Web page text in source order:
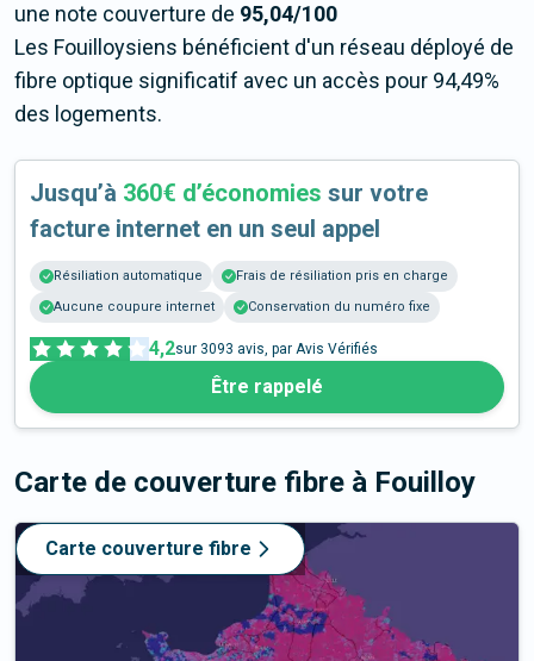
une note couverture de 95,04/100
Les Fouilloysiens bénéficient d'un réseau déployé de
fibre optique significatif avec un accès pour 94,49%
des logements.
Jusqu’à 360€ d’économies sur votre
facture internet en un seul appel
Résiliation automatique
Frais de résiliation pris en charge
Aucune coupure internet
Conservation du numéro fixe
4,2sur 3093 avis, par Avis Vérifiés
Être rappelé
Carte de couverture fibre à Fouilloy
Carte couverture fibre